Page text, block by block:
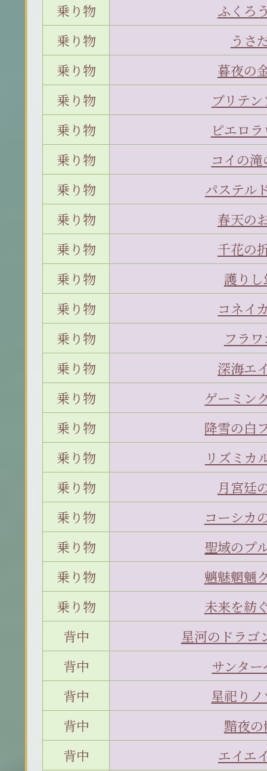
乗り物
ふくろ
乗り物
うさ
乗り物
暮夜の
乗り物
ブリテ
乗り物
ピエロ
乗り物
コイの
乗り物
パステル
乗り物
春天の
乗り物
千花の
乗り物
護り
乗り物
コネイ
乗り物
フラ
乗り物
深海エ
乗り物
ゲーミン
乗り物
降雪の白
乗り物
リズミカ
乗り物
月宮廷
乗り物
コーシカ
乗り物
聖域のプ
乗り物
魑魅魍魎
乗り物
未来を紡
背中
星河のドラゴ
背中
サンタ
背中
星祀り
背中
黯夜
背中
エイエ